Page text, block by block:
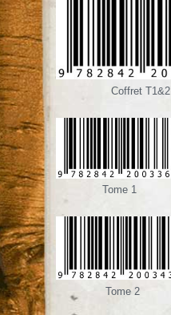
Coffret T1&2
Tome 1
Tome 2